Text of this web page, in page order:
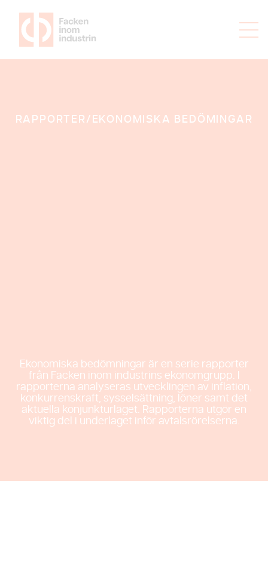
RAPPORTER/ EKONOMISKA BEDÖMINGAR
Ekonomiska bedömningar är en serie rapporter
från Facken inom industrins ekonomgrupp. I
rapporterna analyseras utvecklingen av inflation,
konkurrenskraft, sysselsättning, löner samt det
aktuella konjunkturläget. Rapporterna utgör en
viktig del i underlaget inför avtalsrörelserna.